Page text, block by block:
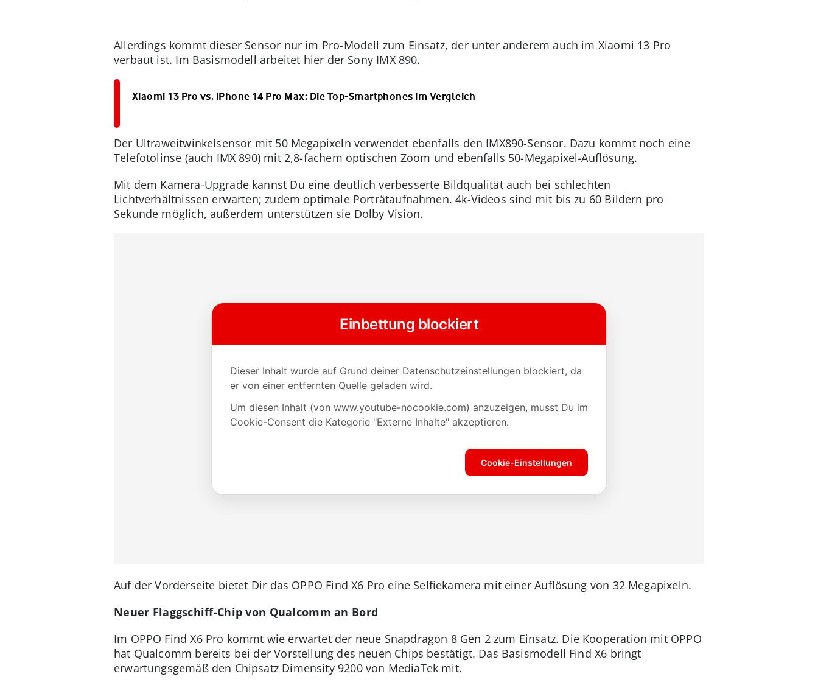
Allerdings kommt dieser Sensor nur im Pro-Modell zum Einsatz, der unter anderem auch im Xiaomi 13 Pro
verbaut ist. Im Basismodell arbeitet hier der Sony IMX 890.
Xiaomi 13 Pro vs. iPhone 14 Pro Max: Die Top-Smartphones im Vergleich
Der Ultraweitwinkelsensor mit 50 Megapixeln verwendet ebenfalls den IMX890-Sensor. Dazu kommt noch eine
Telefotolinse (auch IMX 890) mit 2,8-fachem optischen Zoom und ebenfalls 50-Megapixel-Auflösung.
Mit dem Kamera-Upgrade kannst Du eine deutlich verbesserte Bildqualität auch bei schlechten
Lichtverhältnissen erwarten; zudem optimale Porträtaufnahmen. 4k-Videos sind mit bis zu 60 Bildern pro
Sekunde möglich, außerdem unterstützen sie Dolby Vision.
Auf der Vorderseite bietet Dir das OPPO Find X6 Pro eine Selfiekamera mit einer Auflösung von 32 Megapixeln.
Neuer Flaggschiff-Chip von Qualcomm an Bord
Im OPPO Find X6 Pro kommt wie erwartet der neue Snapdragon 8 Gen 2 zum Einsatz. Die Kooperation mit OPPO
hat Qualcomm bereits bei der Vorstellung des neuen Chips bestätigt. Das Basismodell Find X6 bringt
erwartungsgemäß den Chipsatz Dimensity 9200 von MediaTek mit.